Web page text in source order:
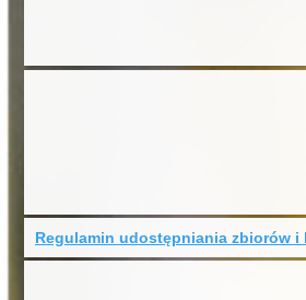
Regulamin udostępniania zbiorów